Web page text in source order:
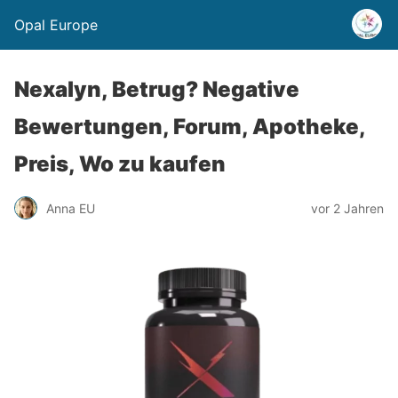
Opal Europe
Nexalyn, Betrug? Negative
Bewertungen, Forum, Apotheke,
Preis, Wo zu kaufen
Anna EU vor 2 Jahren